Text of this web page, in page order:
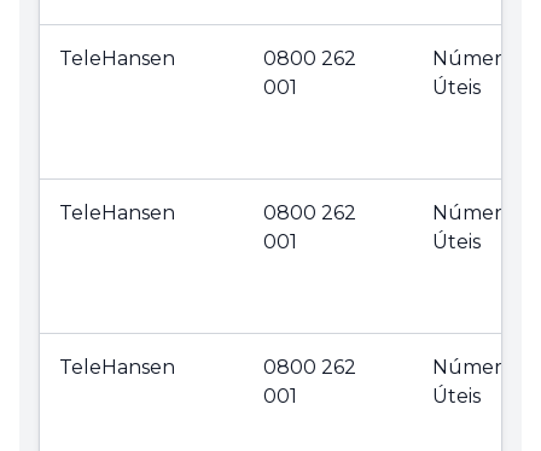
TeleHansen
0800 262
001
Números
Úteis
TeleHansen
0800 262
001
Números
Úteis
TeleHansen
0800 262
001
Números
Úteis